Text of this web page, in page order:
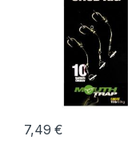
7,49€